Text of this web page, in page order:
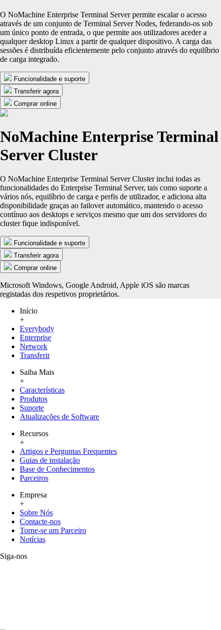
O NoMachine Enterprise Terminal Server permite escalar o acesso
através de um conjunto de Terminal Server Nodes, federando-os sob
um único ponto de entrada, o que permite aos utilizadores aceder a
qualquer desktop Linux a partir de qualquer dispositivo. A carga das
sessões é distribuída eficientemente pelo conjunto através do equilíbrio
de carga integrado.
Funcionalidade e suporte
Transferir agora
Comprar online
NoMachine Enterprise Terminal
Server Cluster
O NoMachine Enterprise Terminal Server Cluster inclui todas as
funcionalidades do Enterprise Terminal Server, tais como suporte a
vários nós, equilíbrio de carga e perfis de utilizador, e adiciona alta
disponibilidade graças ao failover automático, mantendo o acesso
contínuo aos desktops e serviços mesmo que um dos servidores do
cluster fique indisponível.
Funcionalidade e suporte
Transferir agora
Comprar online
Microsoft Windows, Google Android, Apple iOS são marcas
registadas dos respetivos proprietários.
Início
+
Everybody
Enterprise
Network
Transferir
Saiba Mais
+
Características
Produtos
Suporte
Atualizações de Software
Recursos
+
Artigos e Perguntas Frequentes
Guias de instalação
Base de Conhecimentos
Parceiros
Empresa
+
Sobre Nós
Contacte-nos
Torne-se um Parceiro
Notícias
Siga-nos